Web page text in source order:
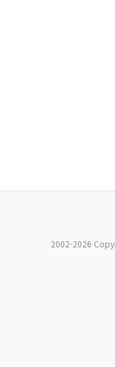
2002-2026